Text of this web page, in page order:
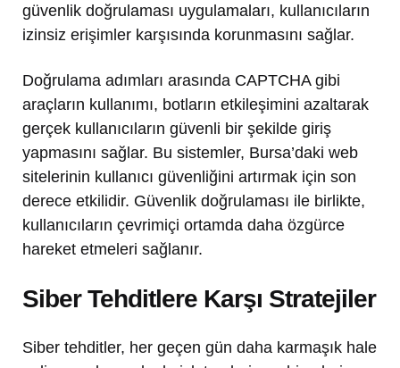
güvenlik doğrulaması uygulamaları, kullanıcıların
izinsiz erişimler karşısında korunmasını sağlar.
Doğrulama adımları arasında CAPTCHA gibi
araçların kullanımı, botların etkileşimini azaltarak
gerçek kullanıcıların güvenli bir şekilde giriş
yapmasını sağlar. Bu sistemler, Bursa’daki web
sitelerinin kullanıcı güvenliğini artırmak için son
derece etkilidir. Güvenlik doğrulaması ile birlikte,
kullanıcıların çevrimiçi ortamda daha özgürce
hareket etmeleri sağlanır.
Siber Tehditlere Karşı Stratejiler
Siber tehditler, her geçen gün daha karmaşık hale